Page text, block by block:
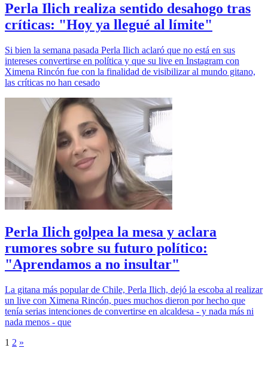
Perla Ilich realiza sentido desahogo tras
críticas: "Hoy ya llegué al límite"
Si bien la semana pasada Perla Ilich aclaró que no está en sus
intereses convertirse en política y que su live en Instagram con
Ximena Rincón fue con la finalidad de visibilizar al mundo gitano,
las críticas no han cesado
Perla Ilich golpea la mesa y aclara
rumores sobre su futuro político:
"Aprendamos a no insultar"
La gitana más popular de Chile, Perla Ilich, dejó la escoba al realizar
un live con Ximena Rincón, pues muchos dieron por hecho que
tenía serias intenciones de convertirse en alcaldesa - y nada más ni
nada menos - que
1 2 »